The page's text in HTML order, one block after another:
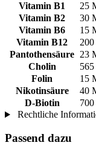
Vitamin B1
25
Vitamin B2
30
Vitamin B6
15
Vitamin B12
Pantothensäure 23
Cholin
Folin
15
Nikotinsäure
40
D-Biotin
Rechtliche
Passend dazu